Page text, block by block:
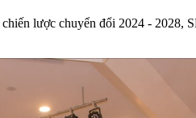
lược chuyển đổi 2024 - 2028,